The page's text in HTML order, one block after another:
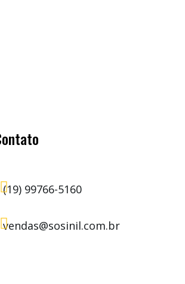

(19) 99766-5160

vendas@sosinil.com.br